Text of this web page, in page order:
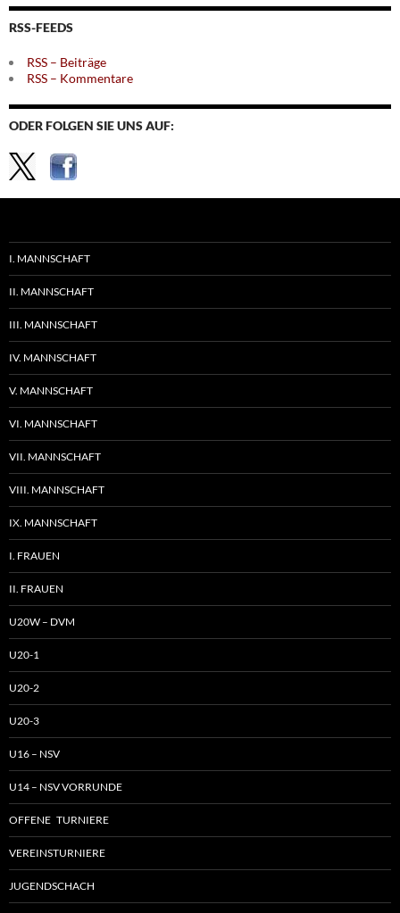
Themen
RSS-FEEDS
RSS – Beiträge
RSS – Kommentare
ODER FOLGEN SIE UNS AUF:
I. MANNSCHAFT
II. MANNSCHAFT
III. MANNSCHAFT
IV. MANNSCHAFT
V. MANNSCHAFT
VI. MANNSCHAFT
VII. MANNSCHAFT
VIII. MANNSCHAFT
IX. MANNSCHAFT
I. FRAUEN
II. FRAUEN
U20W – DVM
U20-1
U20-2
U20-3
U16 – NSV
U14 – NSV VORRUNDE
OFFENE TURNIERE
VEREINSTURNIERE
JUGENDSCHACH